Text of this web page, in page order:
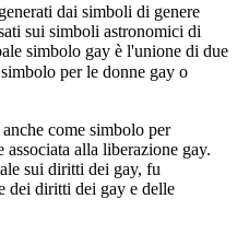
dai simboli di genere
sui simboli astronomici di
simbolo gay è l'unione di due
per le donne gay o
come simbolo per
alla liberazione gay.
sui diritti dei gay, fu
dei diritti dei gay e delle